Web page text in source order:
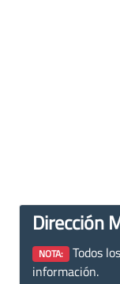
Dirección
NOTA: Todos
información.